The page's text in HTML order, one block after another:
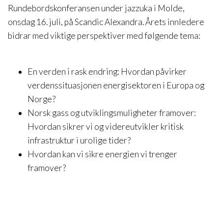
Rundebordskonferansen under jazzuka i Molde,
onsdag 16. juli, på Scandic Alexandra. Årets innledere
bidrar med viktige perspektiver med følgende tema:
En verden i rask endring: Hvordan påvirker
verdenssituasjonen energisektoren i Europa og
Norge?
Norsk gass og utviklingsmuligheter framover:
Hvordan sikrer vi og videreutvikler kritisk
infrastruktur i urolige tider?
Hvordan kan vi sikre energien vi trenger
framover?